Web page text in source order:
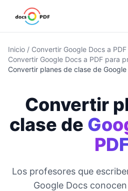
Inicio / Convertir Google Docs a
Convertir Google Docs a PDF para
Convertir planes de clase de Google
Convertir
clase de
Los profesores que
Google Docs